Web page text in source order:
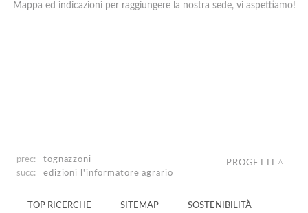
Mappa ed indicazioni per raggiungere la nostra sede, vi aspettiamo!
prec:
tognazzoni
succ:
edizioni l'informatore agrario
PROGETTI
TOP RICERCHE SITEMAP SOSTENIBILITÀ